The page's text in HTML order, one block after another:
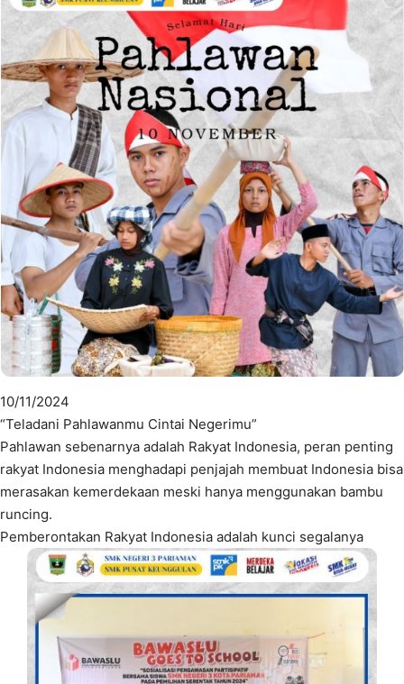
10/11/2024
“Teladani Pahlawanmu Cintai Negerimu”
Pahlawan sebenarnya adalah Rakyat Indonesia, peran penting
rakyat Indonesia menghadapi penjajah membuat Indonesia bisa
merasakan kemerdekaan meski hanya menggunakan bambu
runcing.
Pemberontakan Rakyat Indonesia adalah kunci segalanya